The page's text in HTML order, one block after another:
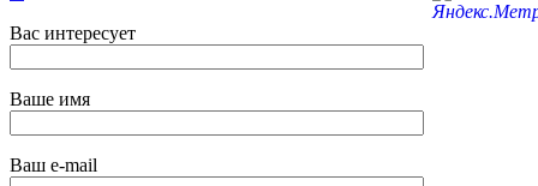
Вас интересует
Ваше имя
Ваш e-mail